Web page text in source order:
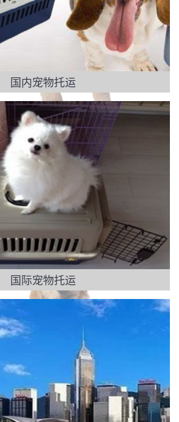
国内宠物托运
国际宠物托运